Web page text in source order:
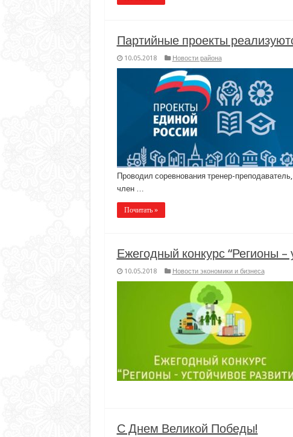
Партийные проекты
10.05.2018 Новости района
Проводил соревнования тренер-
член …
Почитать »
Ежегодный конкурс “Регионы –
10.05.2018 Новости экономики и бизнеса
С Днем Великой Победы!